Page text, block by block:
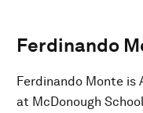
Ferdinando
Ferdinando Monte is
at McDonough